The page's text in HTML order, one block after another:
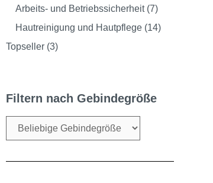
Arbeits- und Betriebssicherheit (7)
Hautreinigung und Hautpflege (14)
Topseller (3)
Filtern nach Gebindegröße